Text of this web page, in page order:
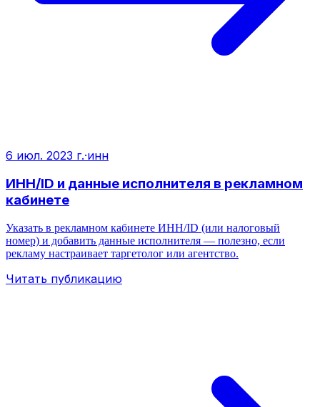
6 июл. 2023 г.·инн
ИНН/ID и данные исполнителя в рекламном
кабинете
Указать в рекламном кабинете ИНН/ID (или налоговый
номер) и добавить данные исполнителя — полезно, если
рекламу настраивает таргетолог или агентство.
Читать публикацию